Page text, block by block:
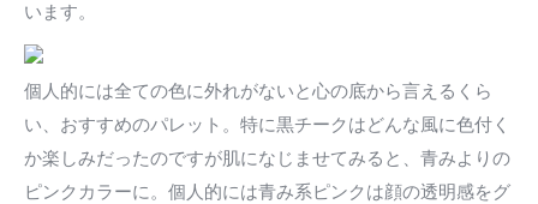
います。
個人的には全ての色に外れがないと心の底から言えるくら
い、おすすめのパレット。特に黒チークはどんな風に色付く
か楽しみだったのですが肌になじませてみると、青みよりの
ピンクカラーに。個人的には青み系ピンクは顔の透明感をグ